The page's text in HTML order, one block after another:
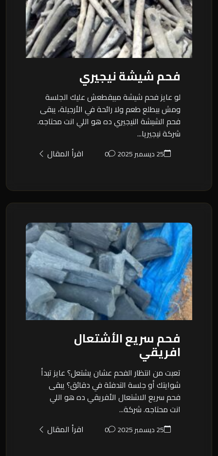
فحم شيشة نيجيري
لو عايز فحم شيشة مبيقطعش عليك الجلسة
ومش بيطلع طعم ولا رائحة في الأرجيلة، يبقى
فحم الشيشة النيجيري ده هو اللي انت محتاجه.
شركة نيجيريا...
25 ديسمبر 2025 0 اقرأ المقال
فحم سريع الأشتعال
افريقي
تعبت من انتظار الفحم عشان يشتعل؟ عايز تبدأ
شوايتك أو جلسة التدفئة في دقائق؟ يبقى
فحم سريع الاشتعال الأفريقي ده هو اللي
انت محتاجه. شركة...
25 ديسمبر 2025 0 اقرأ المقال